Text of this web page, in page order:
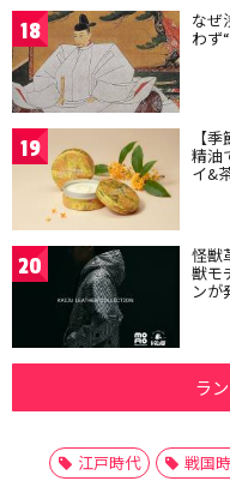
18 なぜ
わず
19 【
精油
イ&
20 怪獣
獣モ
ンが
ラ
江戸時代 戦国